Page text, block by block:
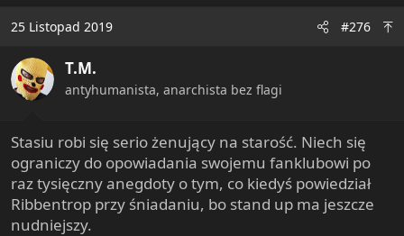
t
o
n
25 Listopad 2019 #276
T.M.
antyhumanista, anarchista bez flagi
Stasiu robi się serio żenujący na starość. Niech się
ograniczy do opowiadania swojemu fanklubowi po
raz tysięczny anegdoty o tym, co kiedyś powiedział
Ribbentrop przy śniadaniu, bo stand up ma jeszcze
nudniejszy.